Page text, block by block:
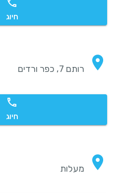
חיוג
רותם 7, כפר ורדים
חיוג
מעלות